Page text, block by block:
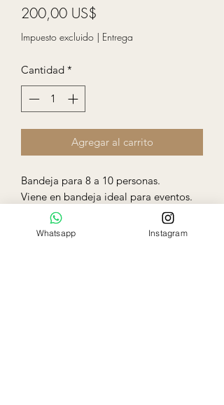
200,00 US$
Impuesto excluido | Entrega
Cantidad *
Agregar al carrito
Bandeja para 8 a 10 personas.
Viene en bandeja ideal para eventos.
Variedad de frutas, quesos, carnes frías,
frutos secos. Incluye humus, galletas y
Whatsapp Instagram